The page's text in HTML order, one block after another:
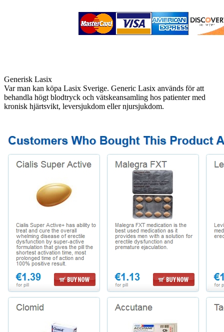
Generisk Lasix
Var man kan köpa Lasix Sverige. Generic Lasix används för att
behandla högt blodtryck och vätskeansamling hos patienter med
kronisk hjärtsvikt, leversjukdom eller njursjukdom.